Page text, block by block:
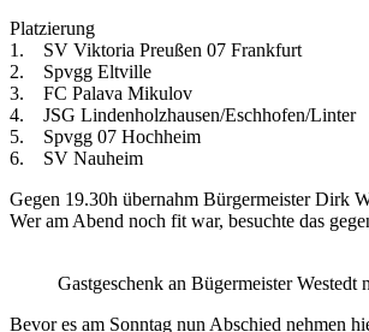
Platzierung
1. SV Viktoria Preußen 07 Frankfurt
2. Spvgg Eltville
3. FC Palava Mikulov
4. JSG Lindenholzhausen/Eschhofen/Linter
5. Spvgg 07 Hochheim
6. SV Nauheim
Gegen 19.30h übernahm Bürgermeister Dirk
Wer am Abend noch fit war, besuchte das
Gastgeschenk an Bügermeister Westedt
Bevor es am Sonntag nun Abschied nehmen